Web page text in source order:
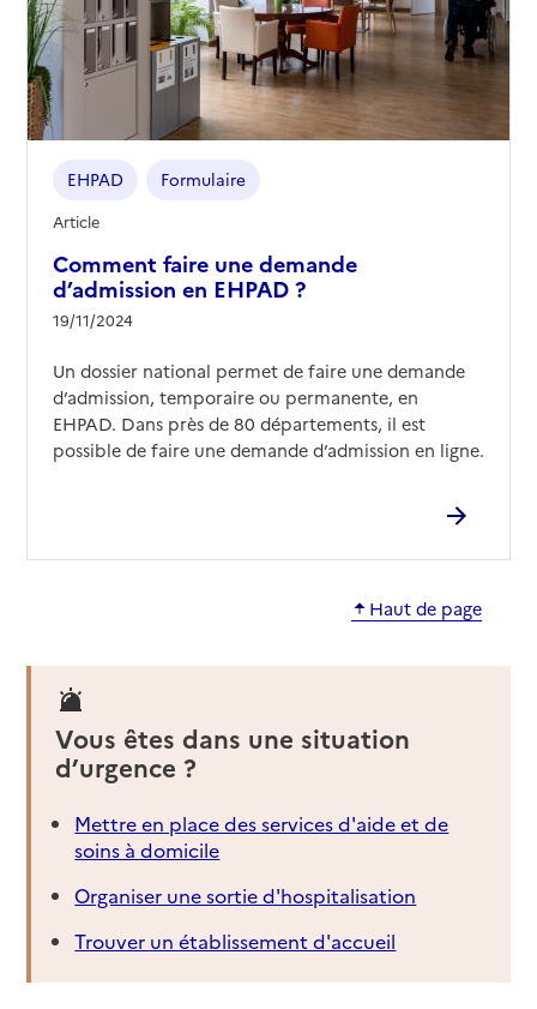
Comment faire une demande
d’admission en EHPAD ?
19/11/2024
EHPAD Formulaire
Article
Un dossier national permet de faire une demande
d’admission, temporaire ou permanente, en
EHPAD. Dans près de 80 départements, il est
possible de faire une demande d’admission en ligne.
Haut de page
Vous êtes dans une situation
d’urgence ?
Mettre en place des services d'aide et de
soins à domicile
Organiser une sortie d'hospitalisation
Trouver un établissement d'accueil